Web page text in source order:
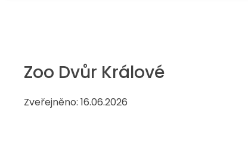
Zoo Dvůr Králové
Zveřejněno: 16.06.2026